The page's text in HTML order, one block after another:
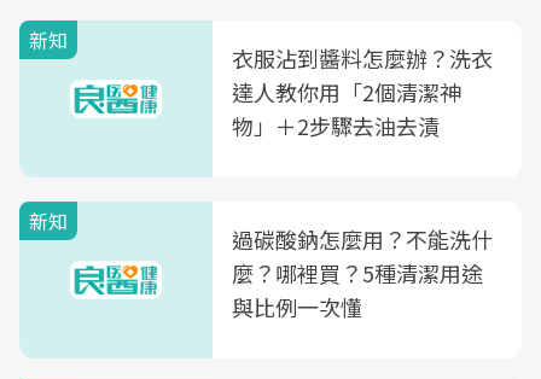
新知
衣服沾到醬料怎麼辦？洗衣
達人教你用「2個清潔神
物」＋2步驟去油去漬
新知
過碳酸鈉怎麼用？不能洗什
麼？哪裡買？5種清潔用途
與比例一次懂